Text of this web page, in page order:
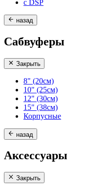
с DSP
назад
Сабвуферы
Закрыть
8" (20см)
10" (25см)
12" (30см)
15" (38см)
Корпусные
назад
Аксессуары
Закрыть